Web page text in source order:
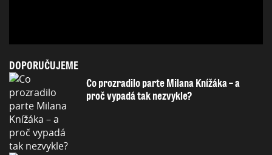
DOPORUČUJEME
Co prozradilo parte Milana Knížáka – a
proč vypadá tak nezvykle?